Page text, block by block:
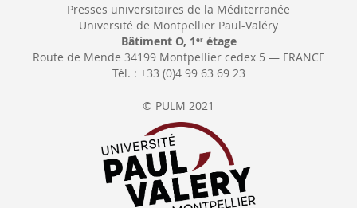
Presses universitaires de la Méditerranée
Université de Montpellier Paul-Valéry
Bâtiment O, 1 erétage
Route de Mende 34199 Montpellier cedex 5 — FRANCE
Tél. : +33 (0)4 99 63 69 23
© PULM 2021